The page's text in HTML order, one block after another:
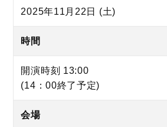
2025年11月22日 (土)
時間
開演時刻 13:00
(14：00終了予定)
会場